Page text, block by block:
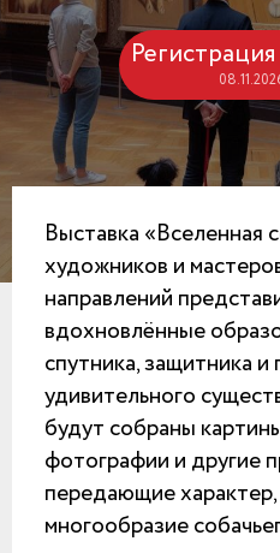
Выставка «Вселенная
художников и
направлений
вдохновлённые
спутника, защитника и
удивительного
будут собраны
фотографии и другие
передающие
многообразие